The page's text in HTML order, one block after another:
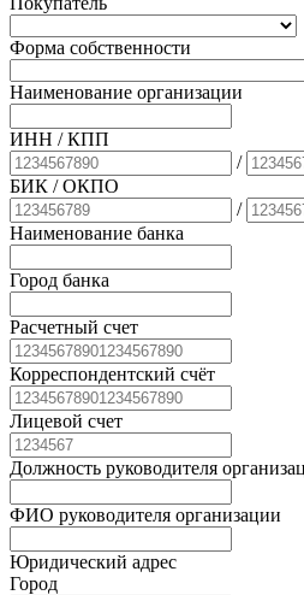
Форма собственности
Наименование организации
ИНН / КПП
/
БИК / ОКПО
/
Наименование банка
Город банка
Расчетный счет
Корреспондентский счёт
Лицевой счет
Должность руководителя
ФИО руководителя организации
Юридический адрес
Город